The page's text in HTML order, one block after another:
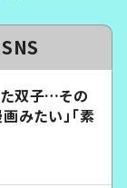
SNS
双子…その
みたい」「素